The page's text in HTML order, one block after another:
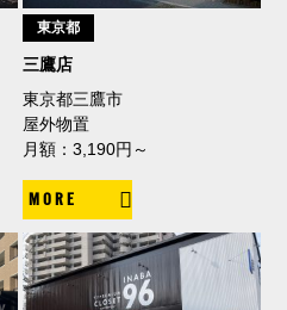
東京都
三鷹店
東京都三鷹市
屋外物置
月額：3,190円～
MORE